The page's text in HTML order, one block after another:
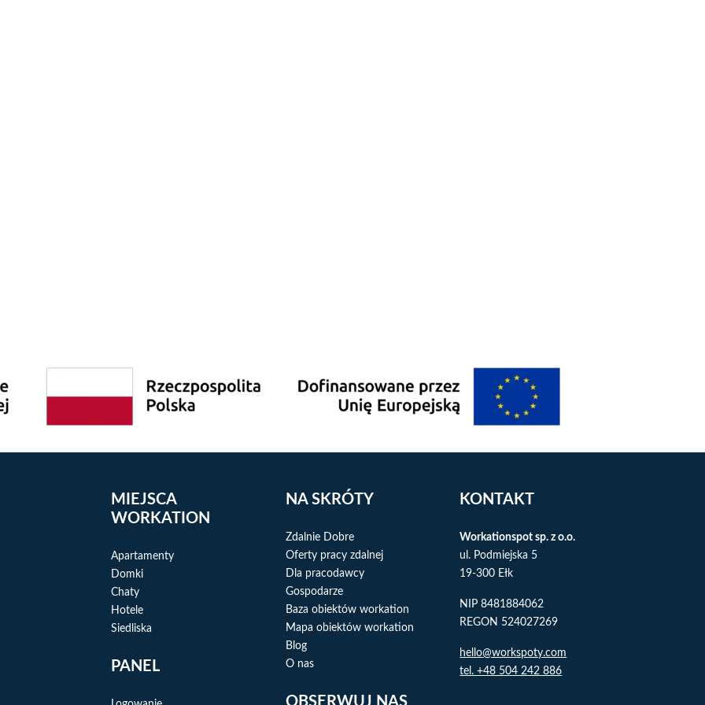
MIEJSCA
WORKATION
Apartamenty
Domki
Chaty
Hotele
Siedliska
PANEL
NA SKRÓTY
Zdalnie Dobre
Oferty pracy zdalnej
Dla pracodawcy
Gospodarze
Baza obiektów workation
Mapa obiektów workation
Blog
O nas
KONTAKT
Workationspot sp. z o.o.
ul. Podmiejska 5
19-300 Ełk
NIP 8481884062
REGON 524027269
hello@workspoty.com
tel. +48 504 242 886